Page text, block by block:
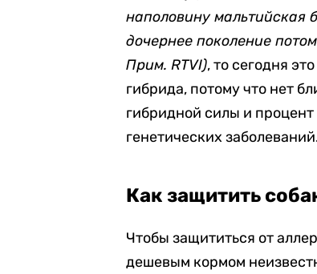
наполовину мальтийская
дочернее поколение
Прим. RTVI), то сегодня
гибрида, потому что нет
гибридной силы и
генетических
Как защитить
Чтобы защититься от
дешевым кормом